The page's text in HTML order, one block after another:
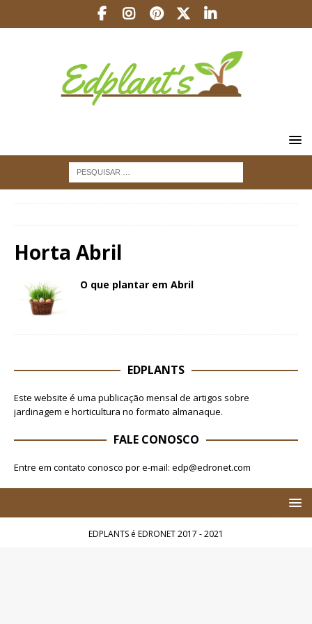
Horta Abril
O que plantar em Abril
EDPLANTS
Este website é uma publicação mensal de artigos sobre
jardinagem e horticultura no formato almanaque.
FALE CONOSCO
Entre em contato conosco por e-mail: edp@edronet.com
EDPLANTS é EDRONET 2017 - 2021